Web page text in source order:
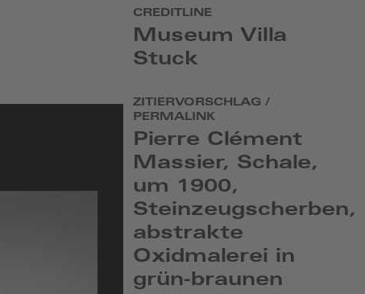
CREDITLINE
Museum Villa
Stuck
ZITIERVORSCHLAG /
PERMALINK
Pierre Clément
Massier, Schale,
um 1900,
Steinzeugscherben,
abstrakte
Oxidmalerei in
grün-braunen